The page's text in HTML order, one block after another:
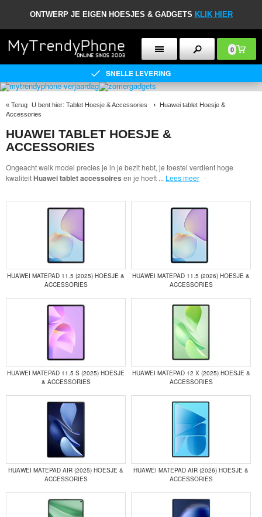
ONTWERP JE EIGEN HOESJES & GADGETS KLIK HIER
0
SNELLE LEVERING
« Terug U bent hier: Tablet Hoesje & Accessories
Huawei tablet Hoesje &
Accessories
HUAWEI TABLET HOESJE &
ACCESSORIES
Ongeacht welk model precies je in je bezit hebt, je toestel verdient hoge
kwaliteitHuawei tablet accessoires en je hoeft ... Lees meer
HUAWEI MATEPAD 11.5 (2025) HOESJE &
ACCESSORIES
HUAWEI MATEPAD 11.5 (2026) HOESJE &
ACCESSORIES
HUAWEI MATEPAD 11.5 S (2025) HOESJE
& ACCESSORIES
HUAWEI MATEPAD 12 X (2025) HOESJE &
ACCESSORIES
HUAWEI MATEPAD AIR (2025) HOESJE &
ACCESSORIES
HUAWEI MATEPAD AIR (2026) HOESJE &
ACCESSORIES